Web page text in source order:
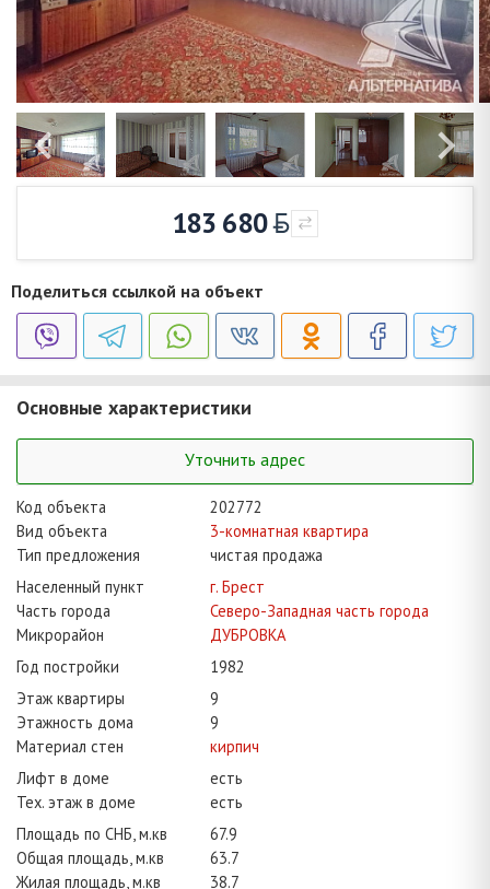
183 680
Поделиться ссылкой на объект
Основные характеристики
Уточнить адрес
Код объекта
202772
Вид объекта
3-комнатная квартира
Тип предложения
чистая продажа
Населенный пункт
г. Брест
Часть города
Северо-Западная часть города
Микрорайон
ДУБРОВКА
Год постройки
1982
Этаж квартиры
9
Этажность дома
9
Материал стен
кирпич
Лифт в доме
есть
Тех. этаж в доме
есть
Площадь по СНБ, м.кв
67.9
Общая площадь, м.кв
63.7
Жилая площадь, м.кв
38.7